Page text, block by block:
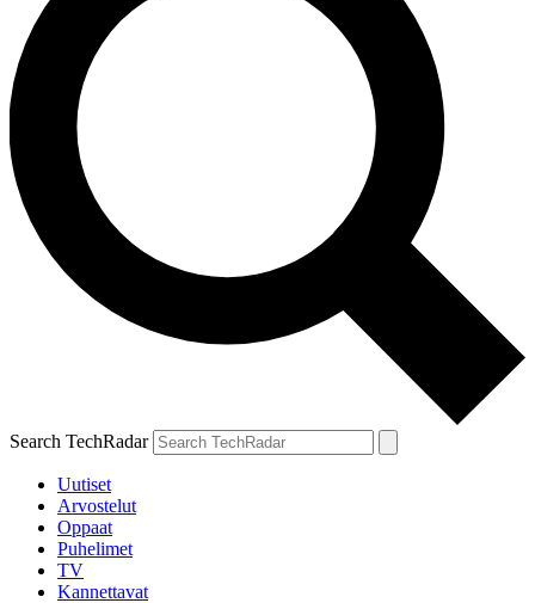
Search TechRadar
Uutiset
Arvostelut
Oppaat
Puhelimet
TV
Kannettavat